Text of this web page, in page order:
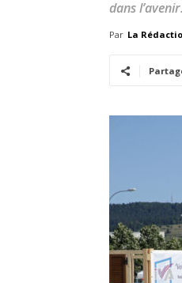
dans l’avenir.
Par La